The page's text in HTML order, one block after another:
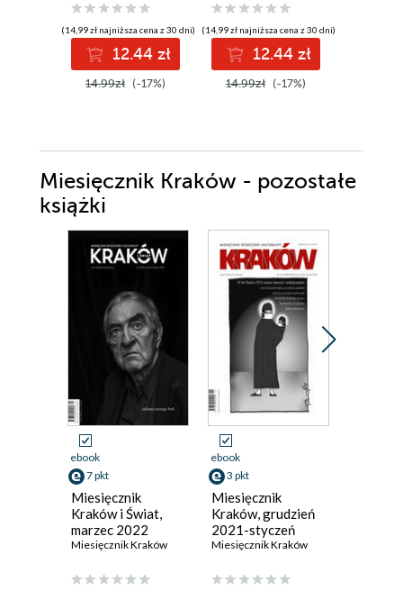
(14,99 zł najniższa cena z 30 dni)
12.44 zł
14.99zł (-17%)
(14,99 zł najniższa cena z 30 dni)
12.44 zł
14.99zł (-17%)
Miesięcznik Kraków - pozostałe
książki
ebook
7 pkt
Miesięcznik
Kraków i Świat,
marzec 2022
Miesięcznik Kraków
ebook
3 pkt
Miesięcznik
Kraków, grudzień
2021-styczeń
2022
Miesięcznik Kraków